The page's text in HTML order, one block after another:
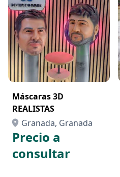
Máscaras 3D
REALISTAS
Granada, Granada
Precio a
consultar